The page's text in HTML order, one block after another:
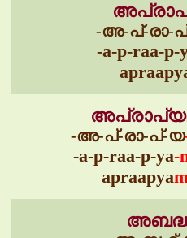
-അ-പ്-രാ-
-a-p-raa-p-
അപ്രാപ്യ
-അ-പ്-രാ-പ്-യ
-a-p-raa-p-ya-
apraapya